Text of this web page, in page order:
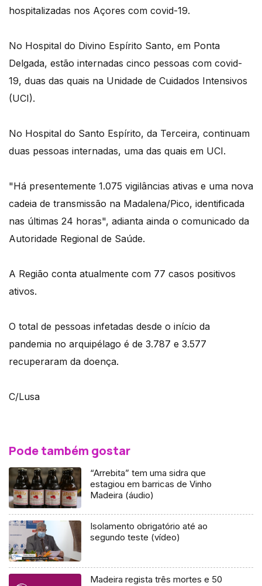
hospitalizadas nos Açores com covid-19.
No Hospital do Divino Espírito Santo, em Ponta
Delgada, estão internadas cinco pessoas com covid-
19, duas das quais na Unidade de Cuidados Intensivos
(UCI).
No Hospital do Santo Espírito, da Terceira, continuam
duas pessoas internadas, uma das quais em UCI.
"Há presentemente 1.075 vigilâncias ativas e uma nova
cadeia de transmissão na Madalena/Pico, identificada
nas últimas 24 horas", adianta ainda o comunicado da
Autoridade Regional de Saúde.
A Região conta atualmente com 77 casos positivos
ativos.
O total de pessoas infetadas desde o início da
pandemia no arquipélago é de 3.787 e 3.577
recuperaram da doença.
C/Lusa
Pode também gostar
“Arrebita” tem uma sidra que
estagiou em barricas de Vinho
Madeira (áudio)
Isolamento obrigatório até ao
segundo teste (vídeo)
Madeira regista três mortes e 50